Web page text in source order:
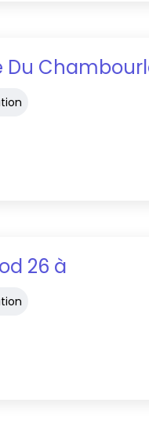
Du
26 à